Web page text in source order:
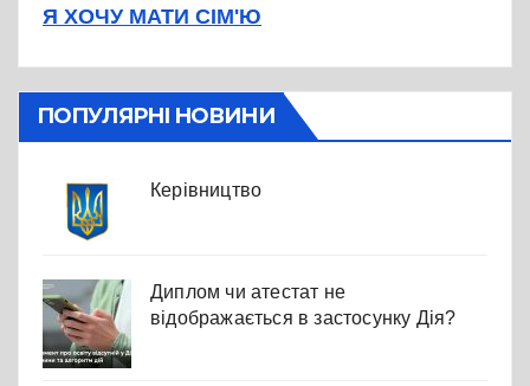
Я ХОЧУ МАТИ СІМ'Ю
ПОПУЛЯРНІ НОВИНИ
Керівництво
Диплом чи атестат не
відображається в застосунку Дія?